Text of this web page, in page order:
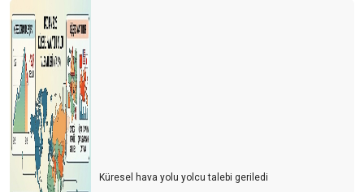
Küresel hava yolu yolcu talebi geriledi